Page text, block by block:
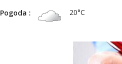
Pogoda : 20°C